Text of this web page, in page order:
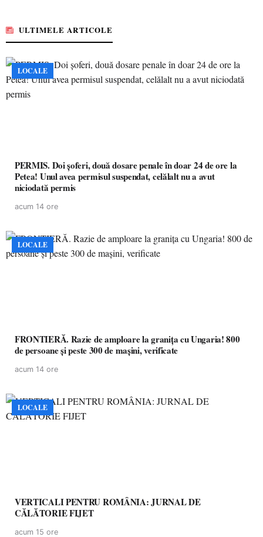
ULTIMELE ARTICOLE
LOCALE
PERMIS. Doi șoferi, două dosare penale în doar 24 de ore la
Petea! Unul avea permisul suspendat, celălalt nu a avut
niciodată permis
acum 14 ore
LOCALE
FRONTIERĂ. Razie de amploare la granița cu Ungaria! 800
de persoane și peste 300 de mașini, verificate
acum 14 ore
LOCALE
VERTICALI PENTRU ROMÂNIA: JURNAL DE
CĂLĂTORIE FIJET
acum 15 ore